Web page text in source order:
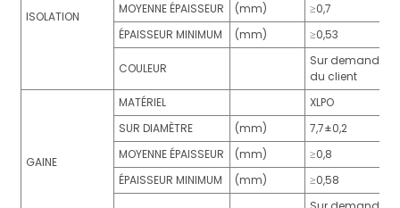
ISOLATION
MOYENNE ÉPAISSEUR
(mm)
≥0,7
ÉPAISSEUR MINIMUM
(mm) ≥0,53
COULEUR
Sur demande
du client
GAINE
MATÉRIEL
XLPO
SUR DIAMÈTRE
(mm)
7,7±0,2
MOYENNE ÉPAISSEUR
(mm)
≥0,8
ÉPAISSEUR MINIMUM
(mm) ≥0,58